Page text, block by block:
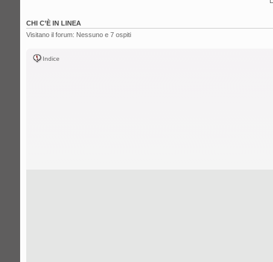
CHI C’È IN LINEA
Visitano il forum: Nessuno e 7 ospiti
Indice